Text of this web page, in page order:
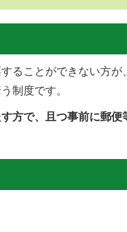
ることができない方
制度です。
方で、且つ事前に郵